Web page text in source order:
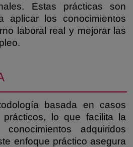
Estas prácticas son
aplicar los conocimientos
laboral real y mejorar las
basada en casos
lo que facilita la
adquiridos
enfoque práctico asegura